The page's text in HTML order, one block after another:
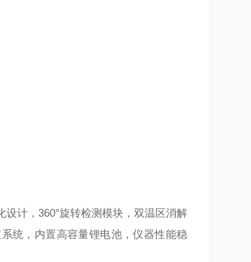
计，360°旋转检测模块，双温区消解
统，内置高容量锂电池，仪器性能稳